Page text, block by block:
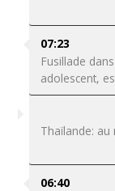
07:23
Fusillade
adolescent,
Thaïlande:
06:40